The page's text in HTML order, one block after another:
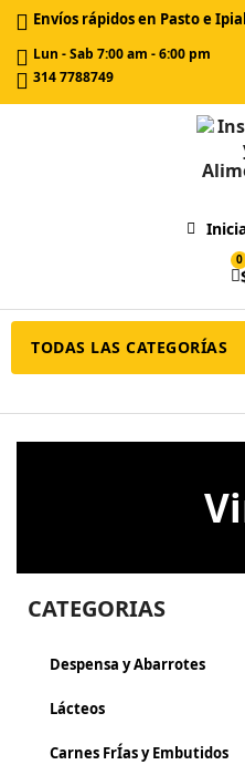
Envíos rápidos en Pasto e
Lun - Sab 7:00 am - 6:00 pm
314 7788749
TODAS LAS CATEGORÍAS
CATEGORIAS
Despensa y Abarrotes
Lácteos
Carnes FrÍ­as y Embutidos